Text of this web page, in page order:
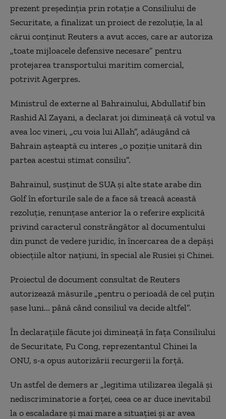
prezent preşedinţia prin rotaţie a Consiliului de
Securitate, a finalizat un proiect de rezoluţie, la al
cărui conţinut Reuters a avut acces, care ar autoriza
„toate mijloacele defensive necesare” pentru
protejarea transportului maritim comercial,
potrivit Agerpres.
Ministrul de externe al Bahrainului, Abdullatif bin
Rashid Al Zayani, a declarat joi dimineaţă că votul va
avea loc vineri, „cu voia lui Allah”, adăugând că
Bahrain aşteaptă cu interes „o poziţie unitară din
partea acestui stimat consiliu”.
Bahrainul, susţinut de SUA şi alte state arabe din
Golf în eforturile sale de a face să treacă această
rezoluţie, renunţase anterior la o referire explicită
privind caracterul constrângător al documentului
din punct de vedere juridic, în încercarea de a depăşi
obiecţiile altor naţiuni, în special ale Rusiei şi Chinei.
Proiectul de document consultat de Reuters
autorizează măsurile „pentru o perioadă de cel puţin
şase luni... până când consiliul va decide altfel”.
În declaraţiile făcute joi dimineaţă în faţa Consiliului
de Securitate, Fu Cong, reprezentantul Chinei la
ONU, s-a opus autorizării recurgerii la forţă.
Un astfel de demers ar „legitima utilizarea ilegală şi
nediscriminatorie a forţei, ceea ce ar duce inevitabil
la o escaladare şi mai mare a situaţiei şi ar avea